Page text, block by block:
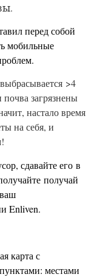
перед собой
мобильные
>4
загрязнены
настало время
на себя, и
сдавайте его в
получай
Enliven.
карта с
местами